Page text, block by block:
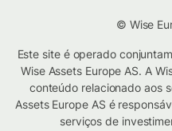
© Wise
Este site é operado
Wise Assets Europe AS. A
conteúdo relacionado aos
Assets Europe AS é
serviços de